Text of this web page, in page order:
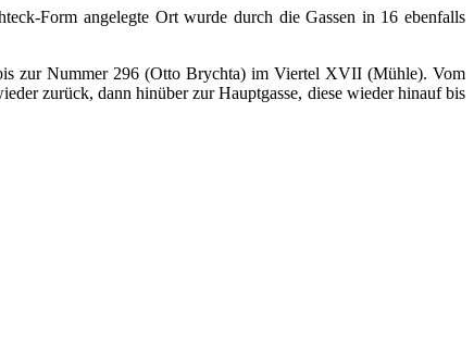
Form angelegte Ort wurde durch die Gassen in 16 ebenfalls
zur Nummer 296 (Otto Brychta) im Viertel XVII (Mühle). Vom
zurück, dann hinüber zur Hauptgasse, diese wieder hinauf bis